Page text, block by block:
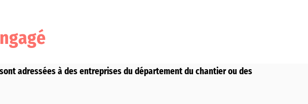
adressées à des entreprises du département du chantier ou des